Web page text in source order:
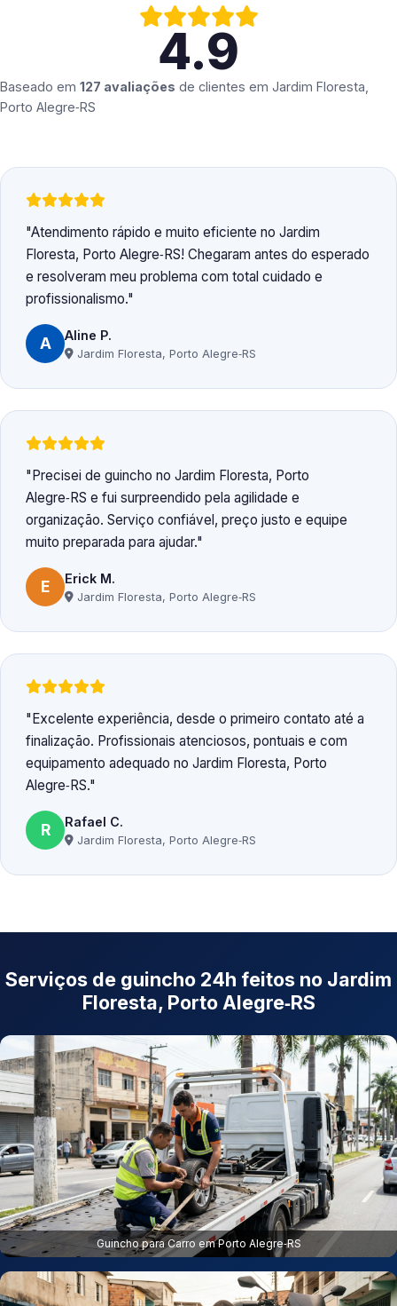
4.9
Baseado em 127 avaliações de clientes em Jardim Floresta,
Porto Alegre‑RS
Atendimento rápido e muito eficiente no Jardim
Floresta, Porto Alegre‑RS! Chegaram antes do esperado
e resolveram meu problema com total cuidado e
profissionalismo.
A Aline P.
Jardim Floresta, Porto Alegre‑RS
Precisei de guincho no Jardim Floresta, Porto
Alegre‑RS e fui surpreendido pela agilidade e
organização. Serviço confiável, preço justo e equipe
muito preparada para ajudar.
E Erick M.
Jardim Floresta, Porto Alegre‑RS
Excelente experiência, desde o primeiro contato até a
finalização. Profissionais atenciosos, pontuais e com
equipamento adequado no Jardim Floresta, Porto
Alegre‑RS.
R Rafael C.
Jardim Floresta, Porto Alegre‑RS
Serviços de guincho 24h feitos no Jardim
Floresta, Porto Alegre‑RS
Guincho para Carro em Porto Alegre‑RS